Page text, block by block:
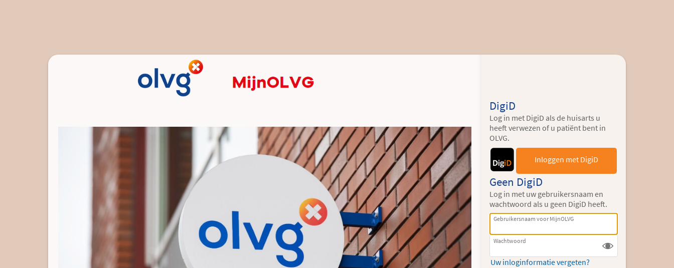
DigiD
Log in met DigiD als de huisarts u
heeft verwezen of u patiënt bent in
OLVG.
Inloggen met DigiD
Geen DigiD
Log in met uw gebruikersnaam en
wachtwoord als u geen DigiD heeft.
Gebruikersnaam voor MijnOLVG
Wachtwoord
Uw inloginformatie vergeten?